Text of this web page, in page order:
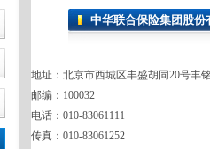
中华联合保险集团股份
地址：北京市西城区丰盛胡同20号丰
邮编：100032
电话：010-83061111
传真：010-83061252